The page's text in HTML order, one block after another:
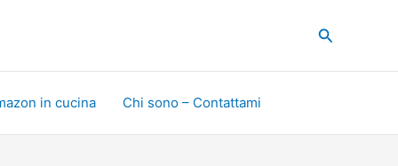
Cerca
in cucina Chi sono – Contattami